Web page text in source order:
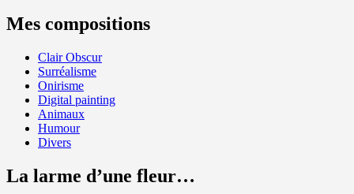
Mes compositions
Clair Obscur
Surréalisme
Onirisme
Digital painting
Animaux
Humour
Divers
La larme d’une fleur…